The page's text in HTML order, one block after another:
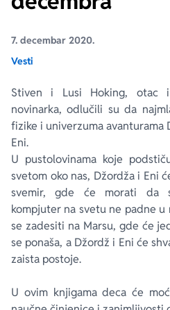
7. decembar 2020.
Vesti
Stiven i Lusi Hoking, otac
novinarka, odlučili su da
fizike i univerzuma avanturama
Eni.
U pustolovinama koje
svetom oko nas, Džordža i Eni
svemir, gde će morati da
kompjuter na svetu ne padne u
se zadesiti na Marsu, gde će
se ponaša, a Džordž i Eni će
zaista postoje.
U ovim knjigama deca će
Ekranizovane knjige
E-knjige
Autori
Poezija
Biografija
Bojan Ljubenović
Milica Jakovljević Mir-Jam
Peter Handke
Elif Šafak